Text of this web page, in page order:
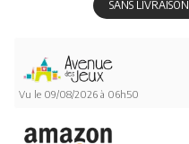
SANS LIVRAISON
Vu le 09/08/2026 à 06h50